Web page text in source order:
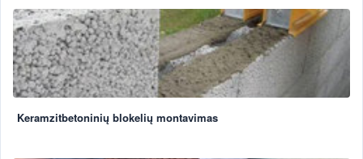
Keramzitbetoninių blokelių montavimas